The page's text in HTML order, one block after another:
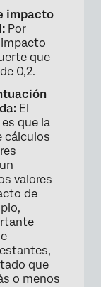
impacto
Por
que
0,2.
El
que la
cálculos
valores
de
que
o menos